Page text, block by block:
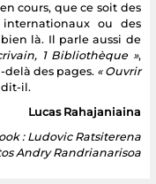
cours, que ce soit des
ou des
là. Il parle aussi de
1 Bibliothèque »,
des pages. « Ouvrir
dit-il.
Lucas Rahajaniaina
: Ludovic Ratsiterena
Andry Randrianarisoa